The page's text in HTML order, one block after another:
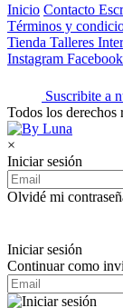
Inicio Contacto
Términos y
Tienda Talleres
Instagram Facebook
Suscribite a
Todos los
×
Iniciar sesión
Olvidé mi
Iniciar sesión
Continuar como